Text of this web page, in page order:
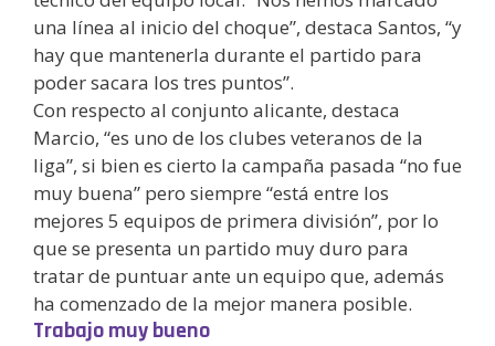
una línea al inicio del choque”, destaca Santos, “y
hay que mantenerla durante el partido para
poder sacara los tres puntos”.
Con respecto al conjunto alicante, destaca
Marcio, “es uno de los clubes veteranos de la
liga”, si bien es cierto la campaña pasada “no fue
muy buena” pero siempre “está entre los
mejores 5 equipos de primera división”, por lo
que se presenta un partido muy duro para
tratar de puntuar ante un equipo que, además
ha comenzado de la mejor manera posible.
Trabajo muy bueno